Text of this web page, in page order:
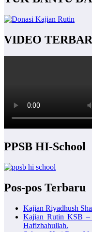
VIDEO
PPSB HI-School
Pos-pos Terbaru
Kajian Riyadhush
Kajian Rutin KSB –
Hafizhahullah.